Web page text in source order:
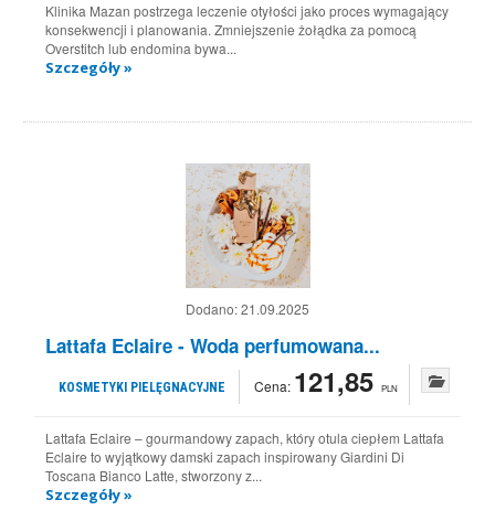
Klinika Mazan postrzega leczenie otyłości jako proces wymagający
konsekwencji i planowania. Zmniejszenie żołądka za pomocą
Overstitch lub endomina bywa...
Szczegóły »
Dodano:21.09.2025
Lattafa Eclaire - Woda perfumowana...
KOSMETYKI PIELĘGNACYJNE Cena: 121,85 PLN
Lattafa Eclaire – gourmandowy zapach, który otula ciepłem Lattafa
Eclaire to wyjątkowy damski zapach inspirowany Giardini Di
Toscana Bianco Latte, stworzony z...
Szczegóły »